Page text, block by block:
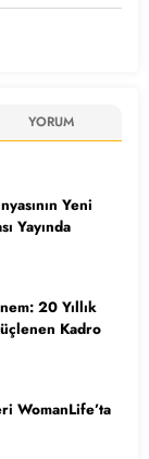
YORUM
Yeni
Yayında
20 Yıllık
Kadro
WomanLife’ta